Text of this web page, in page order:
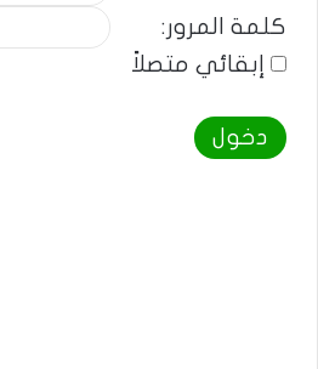
كلمة المرور:
إبقائي متصلاً
دخول